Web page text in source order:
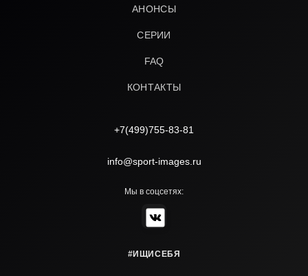
АНОНСЫ
СЕРИИ
FAQ
КОНТАКТЫ
+7(499)755-83-81
info@sport-images.ru
Мы в соцсетях:
#ИЩИСЕБЯ